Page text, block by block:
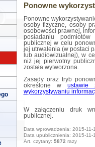
Ponowne
Ponowne
osoby fizyczne, osoby
osobowości prawnej,
posiadaniu
publicznej w celu
jej utrwalenia (w postaci
lub audiowizualnej), w
niż jej pierwotny
została wytworzona.
Zasady oraz tryb
określone w
wykorzystywaniu
W załączeniu druk
publicznej.
Data wprowadzenia: 2015-11-
Data upublicznienia: 2015-11-
Art. czytany: 5872 razy